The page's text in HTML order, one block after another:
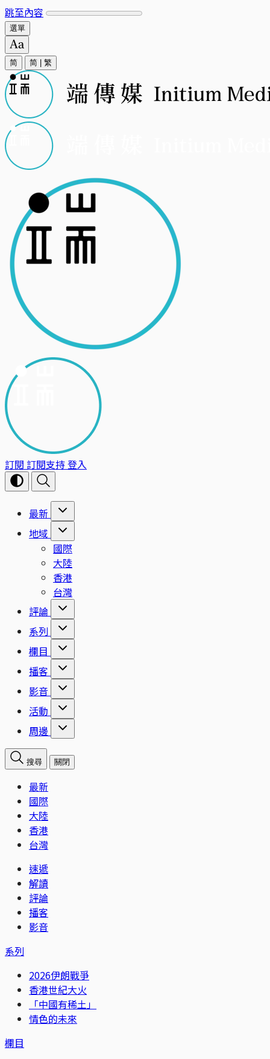
跳至內容
選單
简 简 繁
訂閱 訂閱支持登入
最新
地域
國際
大陸
香港
台灣
評論
系列
欄目
播客
影音
活動
周邊
搜尋 關閉
最新
國際
大陸
香港
台灣
速遞
解讀
評論
播客
影音
系列
2026伊朗戰爭
香港世紀大火
「中國有稀土」
情色的未來
欄目